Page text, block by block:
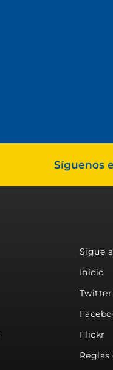
Síguenos
Sigue
Inicio
Twitter
Flickr